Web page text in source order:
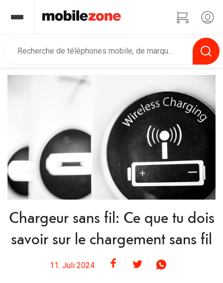
Chargeur sans fil: Ce que tu dois
savoir sur le chargement sans fil
11. Juli 2024